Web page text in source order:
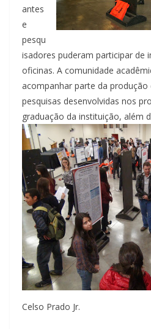
antes
e
pesqu
isadores puderam participar de
oficinas. A comunidade
acompanhar parte da produção
pesquisas desenvolvidas nos
graduação da instituição, além
Celso Prado Jr.